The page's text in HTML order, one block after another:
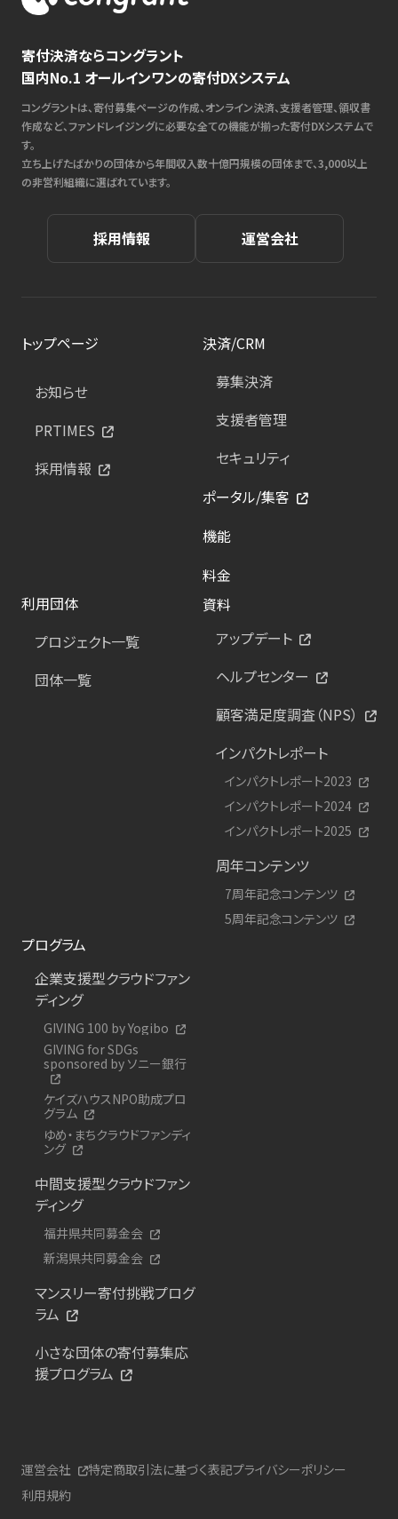
寄付決済ならコングラント
国内No.1 オールインワンの寄付DXシステム
コングラントは、寄付募集ページの作成、オンライン決済、支援者管理、領収書
作成など、ファンドレイジングに必要な全ての機能が揃った寄付DXシステムで
す。
立ち上げたばかりの団体から年間収入数十億円規模の団体まで、3,000以上
の非営利組織に選ばれています。
採用情報 運営会社
トップページ
お知らせ
PRTIMES
採用情報
決済/CRM
募集決済
支援者管理
セキュリティ
ポータル/集客
機能
料金
利用団体
プロジェクト一覧
団体一覧
資料
アップデート
ヘルプセンター
顧客満足度調査（NPS）
インパクトレポート
インパクトレポート2023
インパクトレポート2024
インパクトレポート2025
周年コンテンツ
7周年記念コンテンツ
5周年記念コンテンツ
プログラム
企業支援型クラウドファン
ディング
GIVING 100 by Yogibo
GIVING for SDGs
sponsored by ソニー銀行
ケイズハウスNPO助成プロ
グラム
ゆめ・まちクラウドファンディ
ング
中間支援型クラウドファン
ディング
福井県共同募金会
新潟県共同募金会
マンスリー寄付挑戦プログ
ラム
小さな団体の寄付募集応
援プログラム
運営会社 特定商取引法に基づく表記プライバシーポリシー
利用規約